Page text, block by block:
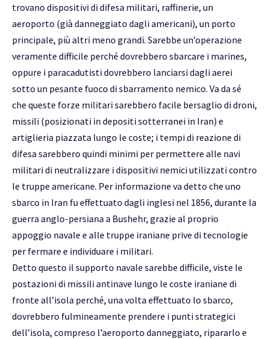
trovano dispositivi di difesa militari, raffinerie, un
aeroporto (già danneggiato dagli americani), un porto
principale, più altri meno grandi. Sarebbe un’operazione
veramente difficile perché dovrebbero sbarcare i marines,
oppure i paracadutisti dovrebbero lanciarsi dagli aerei
sotto un pesante fuoco di sbarramento nemico. Va da sé
che queste forze militari sarebbero facile bersaglio di droni,
missili (posizionati in depositi sotterranei in Iran) e
artiglieria piazzata lungo le coste; i tempi di reazione di
difesa sarebbero quindi minimi per permettere alle navi
militari di neutralizzare i dispositivi nemici utilizzati contro
le truppe americane. Per informazione va detto che uno
sbarco in Iran fu effettuato dagli inglesi nel 1856, durante la
guerra anglo-persiana a Bushehr, grazie al proprio
appoggio navale e alle truppe iraniane prive di tecnologie
per fermare e individuare i militari.
Detto questo il supporto navale sarebbe difficile, viste le
postazioni di missili antinave lungo le coste iraniane di
fronte all’isola perché, una volta effettuato lo sbarco,
dovrebbero fulmineamente prendere i punti strategici
dell’isola, compreso l’aeroporto danneggiato, ripararlo e